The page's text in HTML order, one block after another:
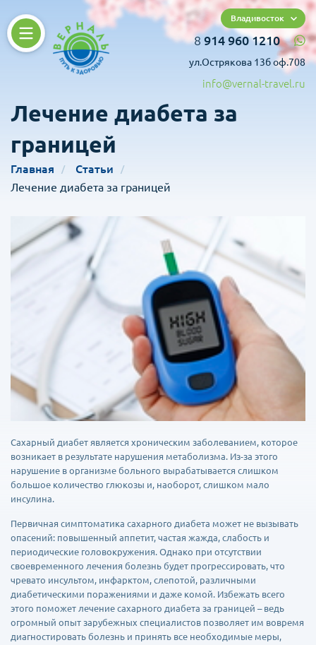
Владивосток
8 914 960 1210
ул.Острякова 13б оф.708
info@vernal-travel.ru
Лечение диабета за
границей
Главная
Статьи
Лечение диабета за границей
Сахарный диабет является хроническим заболеванием, которое
возникает в результате нарушения метаболизма. Из-за этого
нарушение в организме больного вырабатывается слишком
большое количество глюкозы и, наоборот, слишком мало
инсулина.
Первичная симптоматика сахарного диабета может не вызывать
опасений: повышенный аппетит, частая жажда, слабость и
периодические головокружения. Однако при отсутствии
своевременного лечения болезнь будет прогрессировать, что
чревато инсультом, инфарктом, слепотой, различными
диабетическими поражениями и даже комой. Избежать всего
этого поможет лечение сахарного диабета за границей – ведь
огромный опыт зарубежных специалистов позволяет им вовремя
диагностировать болезнь и принять все необходимые меры,